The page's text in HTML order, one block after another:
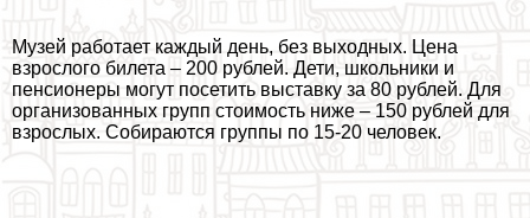
Музей работает каждый день, без выходных. Цена
взрослого билета – 200 рублей. Дети, школьники и
пенсионеры могут посетить выставку за 80 рублей. Для
организованных групп стоимость ниже – 150 рублей для
взрослых. Собираются группы по 15-20 человек.